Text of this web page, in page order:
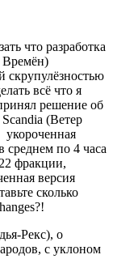
что разработка
Времён)
скрупулёзностью
всё что я
решение об
(Ветер
укороченная
среднем по 4 часа
фракции,
версия
сколько
Рекс), о
с уклоном